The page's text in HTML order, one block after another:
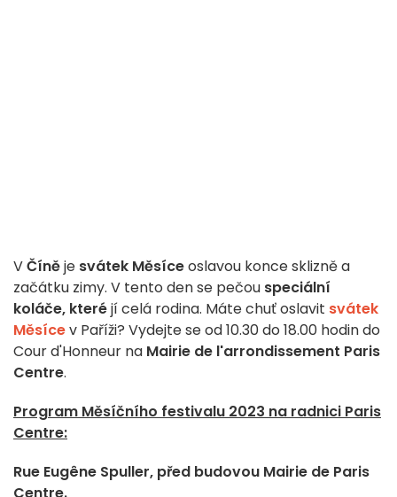
VČíněje svátek Měsíceoslavou konce sklizně a
začátku zimy. V tento den se pečou speciální
koláče, kteréjí celá rodina. Máte chuť oslavit svátek
Měsícev Paříži? Vydejte se od 10.30 do 18.00 hodin do
Cour d'Honneur na Mairie de l'arrondissement Paris
Centre.
Program Měsíčního festivalu 2023 na radnici Paris
Centre:
Rue Eugêne Spuller, před budovou Mairie de Paris